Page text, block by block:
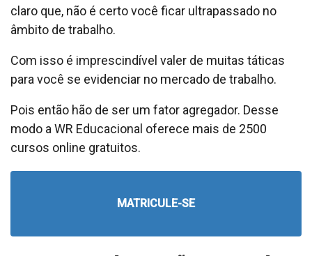
claro que, não é certo você ficar ultrapassado no
âmbito de trabalho.
Com isso é imprescindível valer de muitas táticas
para você se evidenciar no mercado de trabalho.
Pois então hão de ser um fator agregador. Desse
modo a WR Educacional oferece mais de 2500
cursos online gratuitos.
MATRICULE-SE